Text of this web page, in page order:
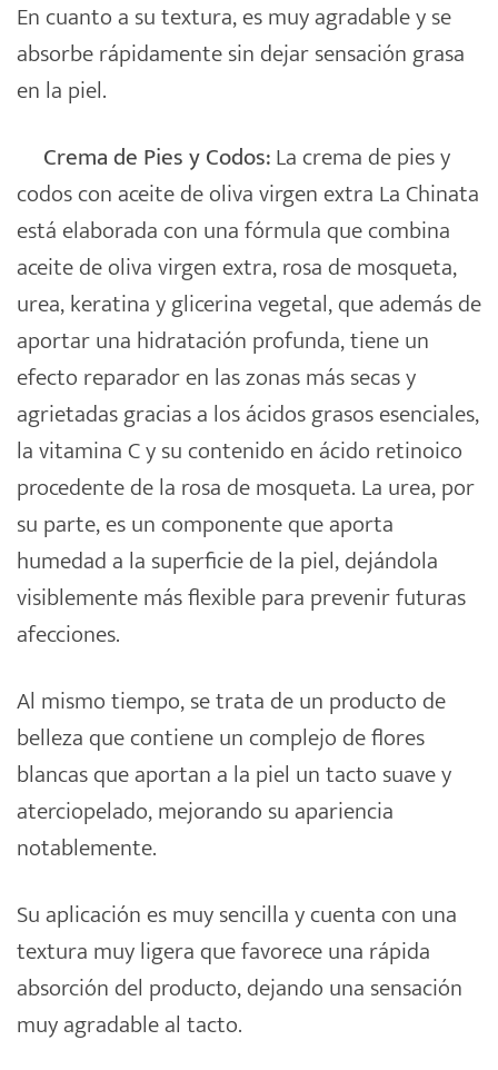
En cuanto a su textura, es muy agradable y se
absorbe rápidamente sin dejar sensación grasa
en la piel.
Crema de Pies y Codos:La crema de pies y
codos con aceite de oliva virgen extra La Chinata
está elaborada con una fórmula que combina
aceite de oliva virgen extra, rosa de mosqueta,
urea, keratina y glicerina vegetal, que además de
aportar una hidratación profunda, tiene un
efecto reparador en las zonas más secas y
agrietadas gracias a los ácidos grasos esenciales,
la vitamina C y su contenido en ácido retinoico
procedente de la rosa de mosqueta. La urea, por
su parte, es un componente que aporta
humedad a la superficie de la piel, dejándola
visiblemente más flexible para prevenir futuras
afecciones.
Al mismo tiempo, se trata de un producto de
belleza que contiene un complejo de flores
blancas que aportan a la piel un tacto suave y
aterciopelado, mejorando su apariencia
notablemente.
Su aplicación es muy sencilla y cuenta con una
textura muy ligera que favorece una rápida
absorción del producto, dejando una sensación
muy agradable al tacto.